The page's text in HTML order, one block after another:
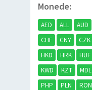
Monede:
AED ALL AUD
CHF
CNY CZK
HKD
HRK HUF
KWD
KZT MDL
PHP
PLN RON